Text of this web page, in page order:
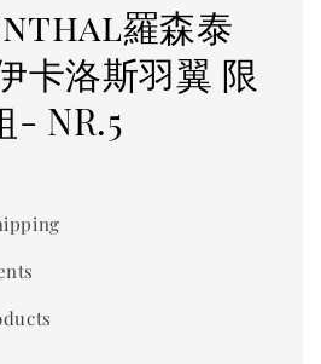
羅森泰
卡洛斯羽翼 限
- NR.5